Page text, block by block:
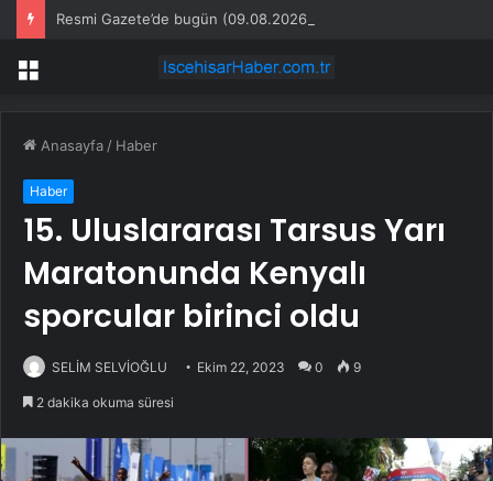
Resmi Gazete’de bugün (09.08.2026)
Menü
Anasayfa / Haber
Haber
15. Uluslararası Tarsus Yarı
Maratonunda Kenyalı
sporcular birinci oldu
SELİM SELVİOĞLU Ekim 22, 2023 0 9
2 dakika okuma süresi